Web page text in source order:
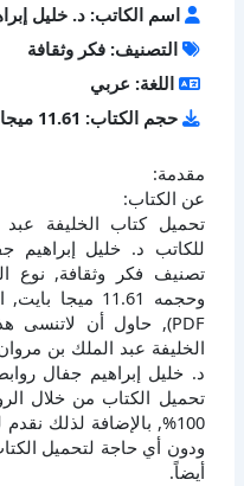
اسم الكاتب: د. خليل
التصنيف: فكر وثقافة
اللغة: عربي
حجم الكتاب: 11.61 ميجا بايت
مقدمة:
عن الكتاب:
تحميل كتاب الخليفة عبد
وحجمه 11.61
الخليفة عبد الملك بن
د. خليل إبراهيم جفال
تحميل الكتاب من خلال
100%, بالإضافة لذلك
ودون أي حاجة لتحميل
أيضاً.